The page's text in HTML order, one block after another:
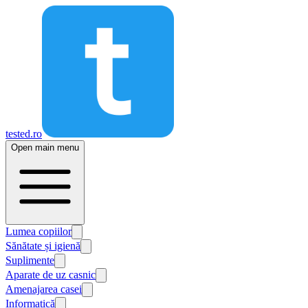
tested.ro
Open main menu
Lumea copiilor
Sănătate și igienă
Suplimente
Aparate de uz casnic
Amenajarea casei
Informatică